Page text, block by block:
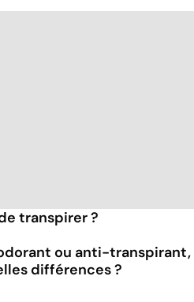
transpirer ?
ou anti-transpirant,
différences ?